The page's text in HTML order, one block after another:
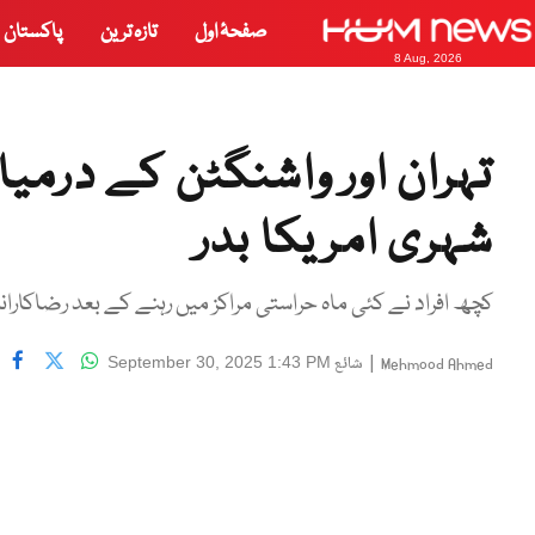
8 Aug, 2026
صفحۂ اول تازہ ترین پاکستان
شہری امریکا بدر
کچھ افراد نے کئی ماہ حراستی مراکز میں رہنے کے بعد
Mehmood Ahmed
| شائع September 30, 2025 1:43 PM